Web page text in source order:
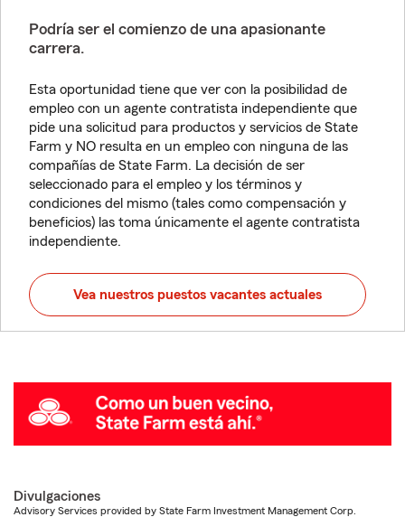
Podría ser el comienzo de una apasionante
carrera.
Esta oportunidad tiene que ver con la posibilidad de
empleo con un agente contratista independiente que
pide una solicitud para productos y servicios de State
Farm y NO resulta en un empleo con ninguna de las
compañías de State Farm. La decisión de ser
seleccionado para el empleo y los términos y
condiciones del mismo (tales como compensación y
beneficios) las toma únicamente el agente contratista
independiente.
Vea nuestros puestos vacantes actuales
Divulgaciones
Advisory Services provided by State Farm Investment Management Corp.